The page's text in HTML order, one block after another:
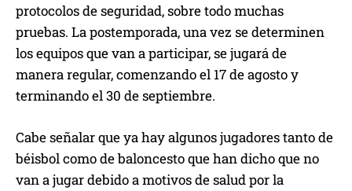
protocolos de seguridad, sobre todo muchas
pruebas. La postemporada, una vez se determinen
los equipos que van a participar, se jugará de
manera regular, comenzando el 17 de agosto y
terminando el 30 de septiembre.
Cabe señalar que ya hay algunos jugadores tanto de
béisbol como de baloncesto que han dicho que no
van a jugar debido a motivos de salud por la